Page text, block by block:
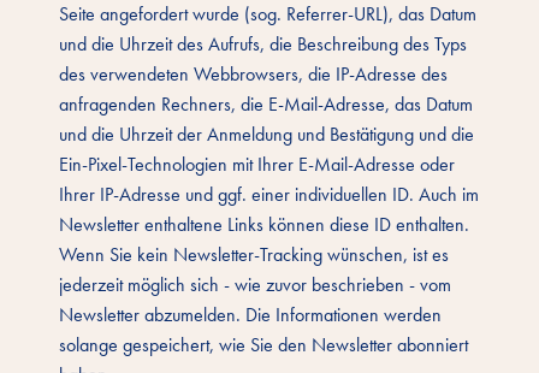
Seite angefordert wurde (sog. Referrer-URL), das Datum
und die Uhrzeit des Aufrufs, die Beschreibung des Typs
des verwendeten Webbrowsers, die IP-Adresse des
anfragenden Rechners, die E-Mail-Adresse, das Datum
und die Uhrzeit der Anmeldung und Bestätigung und die
Ein-Pixel-Technologien mit Ihrer E-Mail-Adresse oder
Ihrer IP-Adresse und ggf. einer individuellen ID. Auch im
Newsletter enthaltene Links können diese ID enthalten.
Wenn Sie kein Newsletter-Tracking wünschen, ist es
jederzeit möglich sich - wie zuvor beschrieben - vom
Newsletter abzumelden. Die Informationen werden
solange gespeichert, wie Sie den Newsletter abonniert